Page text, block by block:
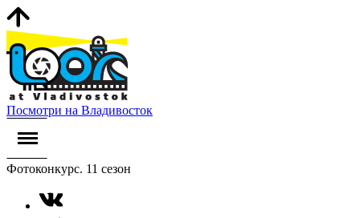
Посмотри на Владивосток
Фотоконкурс. 11 сезон